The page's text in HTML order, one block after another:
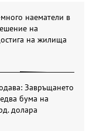
наематели в
на
на жилища
Завръщането
бума на
долара